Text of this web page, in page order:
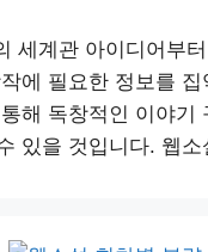
세계관 아이디어부
에 필요한 정보를 집
해 독창적인 이야기
있을 것입니다. 웹